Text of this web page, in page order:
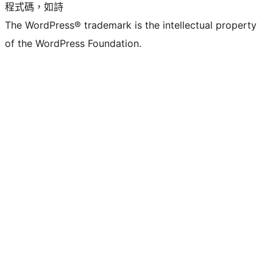
程式碼，如詩
The WordPress® trademark is the intellectual property
of the WordPress Foundation.